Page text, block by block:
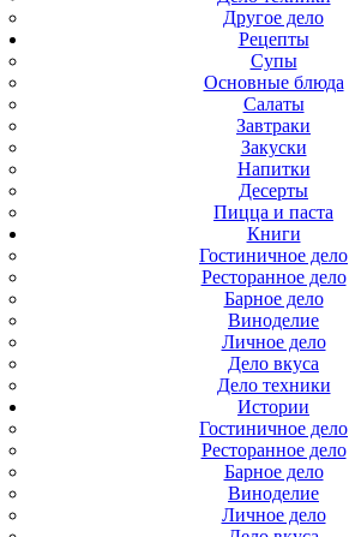
Другое дело
Рецепты
Супы
Основные блюда
Салаты
Завтраки
Закуски
Напитки
Десерты
Пицца и паста
Книги
Гостиничное дело
Ресторанное дело
Барное дело
Виноделие
Личное дело
Дело вкуса
Дело техники
Истории
Гостиничное дело
Ресторанное дело
Барное дело
Виноделие
Личное дело